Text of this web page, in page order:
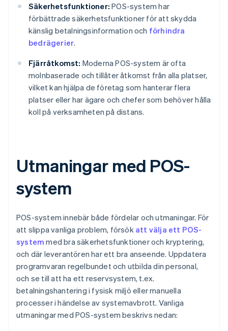
Säkerhetsfunktioner: POS-system har
förbättrade säkerhetsfunktioner för att skydda
känslig betalningsinformation och förhindra
bedrägerier.
Fjärråtkomst: Moderna POS-system är ofta
molnbaserade och tillåter åtkomst från alla platser,
vilket kan hjälpa de företag som hanterar flera
platser eller har ägare och chefer som behöver hålla
koll på verksamheten på distans.
Utmaningar med POS-
system
POS-system innebär både fördelar och utmaningar. För
att slippa vanliga problem, försök att välja ett POS-
system med bra säkerhetsfunktioner och kryptering,
och där leverantören har ett bra anseende. Uppdatera
programvaran regelbundet och utbilda din personal,
och se till att ha ett reservsystem, t.ex.
betalningshantering i fysisk miljö eller manuella
processer i händelse av systemavbrott. Vanliga
utmaningar med POS-system beskrivs nedan: